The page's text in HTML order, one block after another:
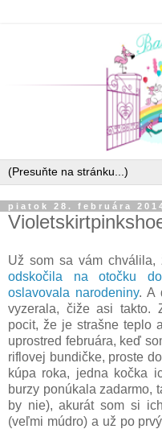
piatok 28. februára
Už som sa vám chválila,
odskočila na otočku
oslavovala narodeniny. A
vyzerala, čiže asi takto.
pocit, že je strašne teplo
uprostred februára, keď
riflovej bundičke, proste
kúpa roka, jedna kočka
burzy ponúkala zadarmo,
by nie), akurát som si
(veľmi múdro) a už po